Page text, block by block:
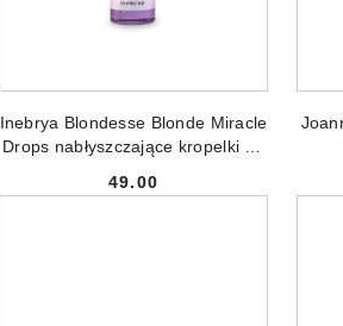
Inebrya Blondesse Blonde Miracle
Drops nabłyszczające kropelki do
Cena:
49.00